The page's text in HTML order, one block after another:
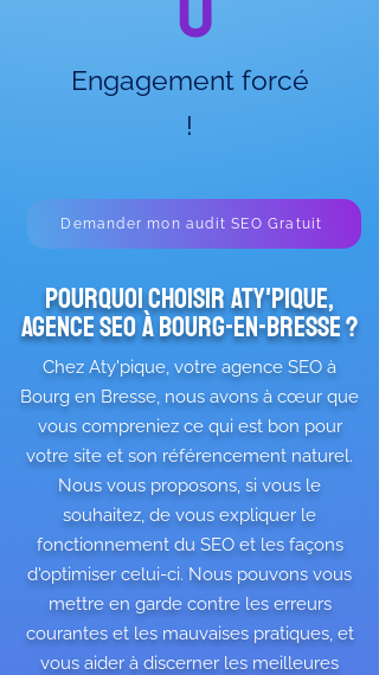
Engagement forcé
!
Demander mon audit SEO Gratuit
Pourquoi choisir aty'pique,
agence seo à bourg-en-bresse ?
Chez Aty'pique, votre agence SEO à
Bourg en Bresse, nous avons à cœur que
vous compreniez ce qui est bon pour
votre site et son référencement naturel.
Nous vous proposons, si vous le
souhaitez, de vous expliquer le
fonctionnement du SEO et les façons
d'optimiser celui-ci. Nous pouvons vous
mettre en garde contre les erreurs
courantes et les mauvaises pratiques, et
vous aider à discerner les meilleures